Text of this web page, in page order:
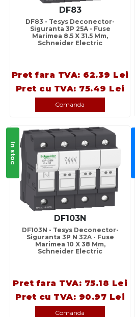
DF83
DF83 - Tesys Deconector-
Siguranta 3P 25A - Fuse
Marimea 8.5 X 31.5 Mm,
Schneider Electric
Pret fara TVA: 62.39 Lei
Pret cu TVA: 75.49 Lei
Comanda
In stoc
DF103N
DF103N - Tesys Deconector-
Siguranta 3P N 32A - Fuse
Marimea 10 X 38 Mm,
Schneider Electric
Pret fara TVA: 75.18 Lei
Pret cu TVA: 90.97 Lei
Comanda